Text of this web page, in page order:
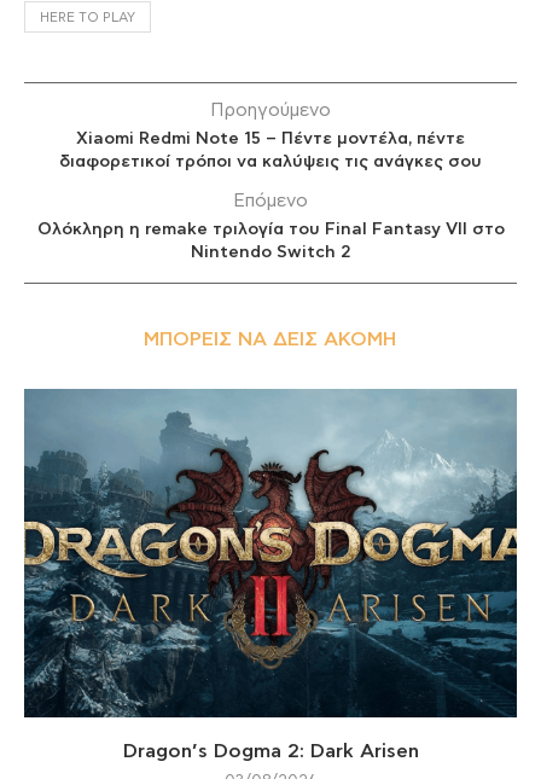
HERE TO PLAY
Προηγούμενο
Xiaomi Redmi Note 15 – Πέντε μοντέλα, πέντε
διαφορετικοί τρόποι να καλύψεις τις ανάγκες σου
Επόμενο
Ολόκληρη η remake τριλογία του Final Fantasy VII στο
Nintendo Switch 2
ΜΠΟΡΕΊΣ ΝΑ ΔΕΙΣ ΑΚΌΜΗ
Dragon’s Dogma 2: Dark Arisen